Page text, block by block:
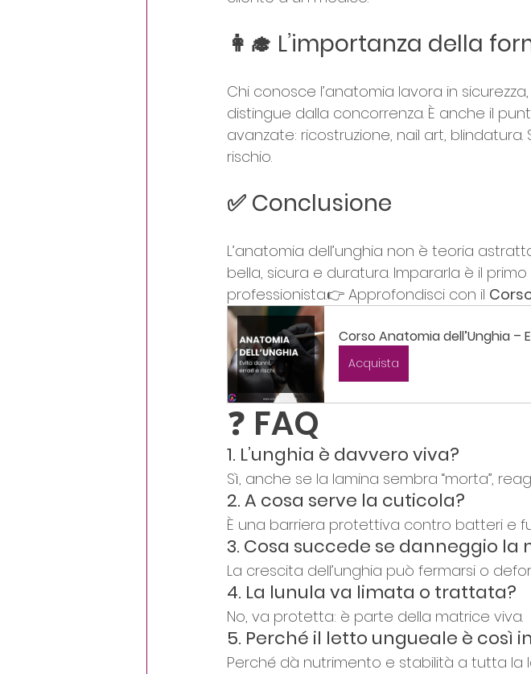
👩‍🎓 L’importanza della
Chi conosce l’anatomia lavora in
distingue dalla concorrenza. È anche il
avanzate: ricostruzione, nail art,
rischio.
✅ Conclusione
L’anatomia dell’unghia non è teoria
bella, sicura e duratura. Impararla è il
professionista.👉 Approfondisci con il
Corso Anatomia dell’Unghia –
Acquista
❓ FAQ
1. L’unghia è davvero viva?
Sì, anche se la lamina sembra “morta”,
2. A cosa serve la cuticola?
È una barriera protettiva contro batteri e
3. Cosa succede se danneggio la
La crescita dell’unghia può fermarsi o
4. La lunula va limata o trattata?
No, va protetta: è parte della matrice viva.
5. Perché il letto ungueale è così
Perché dà nutrimento e stabilità a tutta la